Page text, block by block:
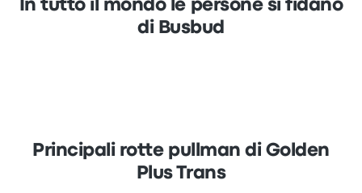
In tutto il mondo le persone si fidano
di Busbud
Principali rotte pullman di Golden
Plus Trans